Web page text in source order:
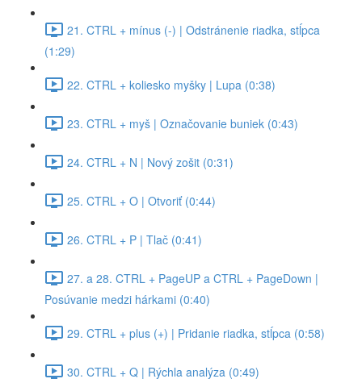
21. CTRL + mínus (-) | Odstránenie riadka, stĺpca
(1:29)
22. CTRL + koliesko myšky | Lupa (0:38)
23. CTRL + myš | Označovanie buniek (0:43)
24. CTRL + N | Nový zošit (0:31)
25. CTRL + O | Otvoriť (0:44)
26. CTRL + P | Tlač (0:41)
27. a 28. CTRL + PageUP a CTRL + PageDown |
Posúvanie medzi hárkami (0:40)
29. CTRL + plus (+) | Pridanie riadka, stĺpca (0:58)
30. CTRL + Q | Rýchla analýza (0:49)